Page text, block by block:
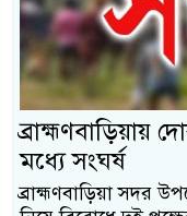
ব্রাহ্মণবাড়িয়ায়
মধ্যে সংঘর্ষ
ব্রাহ্মণবাড়িয়া সদর